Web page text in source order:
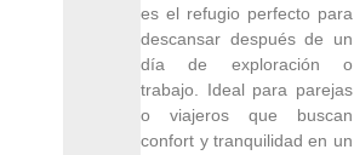
es el refugio perfecto para
descansar después de un
día de exploración o
trabajo. Ideal para parejas
o viajeros que buscan
confort y tranquilidad en un